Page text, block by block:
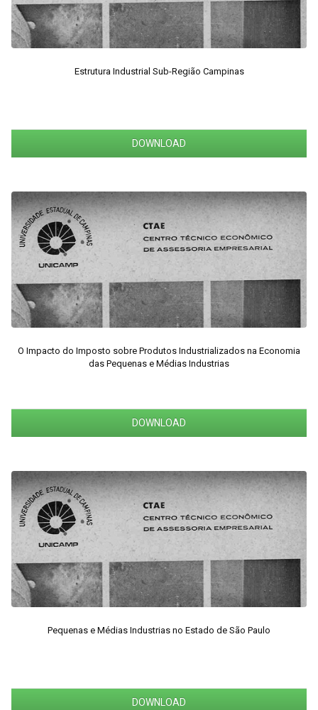
Estrutura Industrial Sub-Região Campinas
DOWNLOAD
O Impacto do Imposto sobre Produtos Industrializados na Economia
das Pequenas e Médias Industrias
DOWNLOAD
Pequenas e Médias Industrias no Estado de São Paulo
DOWNLOAD